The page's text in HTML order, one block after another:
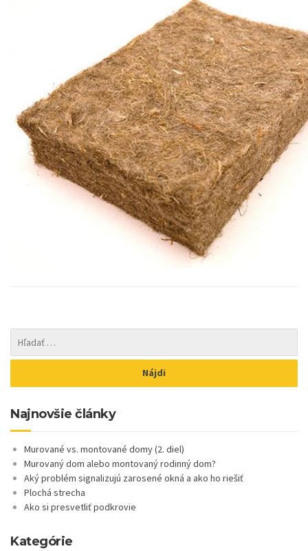
Najnovšie články
Murované vs. montované domy (2. diel)
Murovaný dom alebo montovaný rodinný dom?
Aký problém signalizujú zarosené okná a ako ho riešiť
Plochá strecha
Ako si presvetliť podkrovie
Kategórie